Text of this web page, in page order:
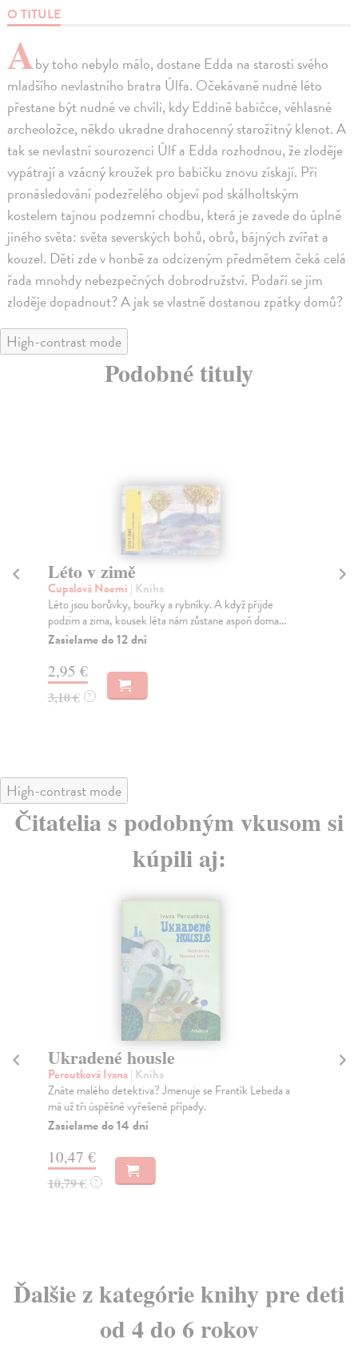
O TITULE
Aby toho nebylo málo, dostane Edda na starosti svého
mladšího nevlastního bratra Úlfa. Očekávaně nudné léto
přestane být nudné ve chvíli, kdy Eddině babičce, věhlasné
archeoložce, někdo ukradne drahocenný starožitný klenot. A
tak se nevlastní sourozenci Úlf a Edda rozhodnou, že zloděje
vypátrají a vzácný kroužek pro babičku znovu získají. Při
pronásledování podezřelého objeví pod skálholtským
kostelem tajnou podzemní chodbu, která je zavede do úplně
jiného světa: světa severských bohů, obrů, bájných zvířat a
kouzel. Děti zde v honbě za odcizeným předmětem čeká celá
řada mnohdy nebezpečných dobrodružství. Podaří se jim
zloděje dopadnout? A jak se vlastně dostanou zpátky domů?
High-contrast mode
Podobné tituly
Léto v zimě
Cupalová Noemi | Kniha
Léto jsou borůvky, bouřky a rybníky. A když přijde
podzim a zima, kousek léta nám zůstane aspoň doma...
Zasielame do 12 dní
2,95 €
3,10 € ?
High-contrast mode
Čitatelia s podobným vkusom si
kúpili aj:
Ukradené housle
Peroutková Ivana| Kniha
Znáte malého detektiva? Jmenuje se Frantík Lebeda a
má už tři úspěšně vyřešené případy.
Zasielame do 14 dní
10,47 €
10,79 € ?
Ďalšie z kategórie knihy pre deti
od 4 do 6 rokov